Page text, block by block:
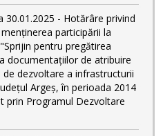
30.01.2025 - Hotărâre privind
participării la
pentru pregătirea
documentaţiilor de atribuire
dezvoltare a infrastructurii
Argeş, în perioada 2014
prin Programul Dezvoltare